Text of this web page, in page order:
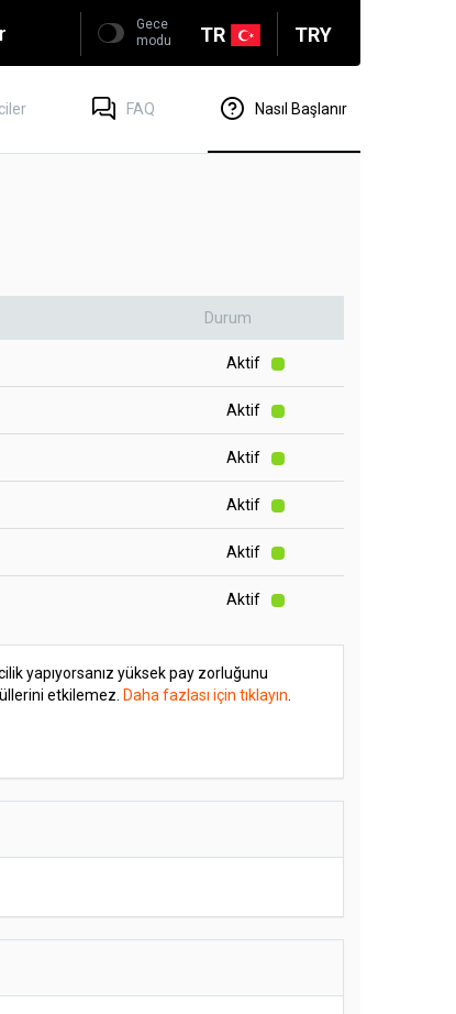
TR TRY
Gece
modu
FAQ Nasıl Başlanır
Durum
Aktif
Aktif
Aktif
Aktif
Aktif
Aktif
yapıyorsanız yüksek pay zorluğunu
etkilemez. Daha fazlası için tıklayın